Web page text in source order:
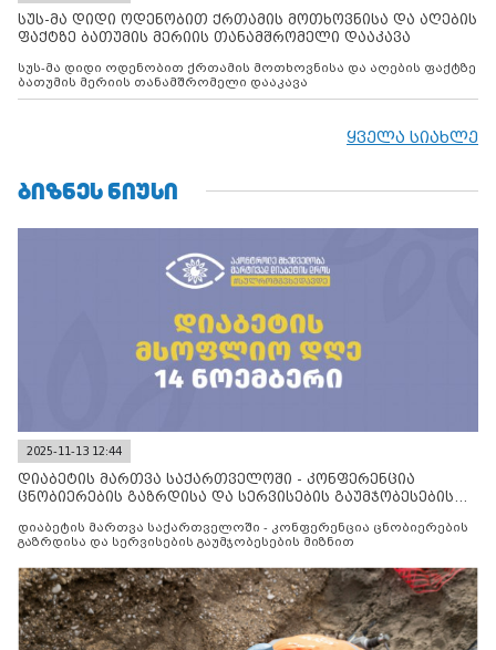
სუს-მა დიდი ოდენობით ქრთამის მოთხოვნისა და აღების
ფაქტზე ბათუმის მერიის თანამშრომელი დააკავა
სუს-მა დიდი ოდენობით ქრთამის მოთხოვნისა და აღების ფაქტზე
ბათუმის მერიის თანამშრომელი დააკავა
ყველა სიახლე
ᲑᲘᲖᲜᲔᲡ ᲜᲘᲣᲡᲘ
2025-11-13 12:44
დიაბეტის მართვა საქართველოში - კონფერენცია
ცნობიერების გაზრდისა და სერვისების გაუმჯობესების
დიაბეტის მართვა საქართველოში - კონფერენცია ცნობიერების
გაზრდისა და სერვისების გაუმჯობესების მიზნით